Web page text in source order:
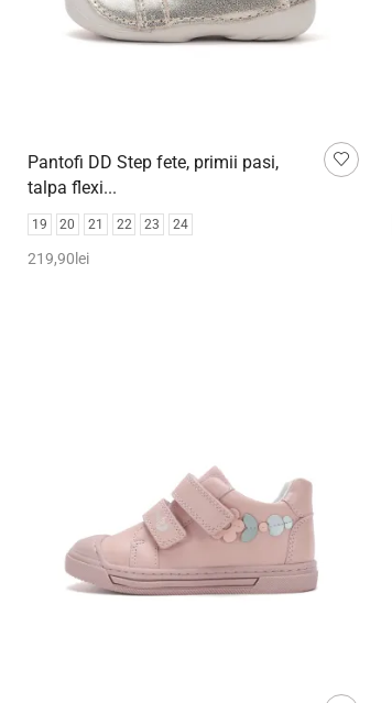
Pantofi DD Step fete, primii pasi,
talpa flexi...
19 20 21 22 23 24
219,90 lei